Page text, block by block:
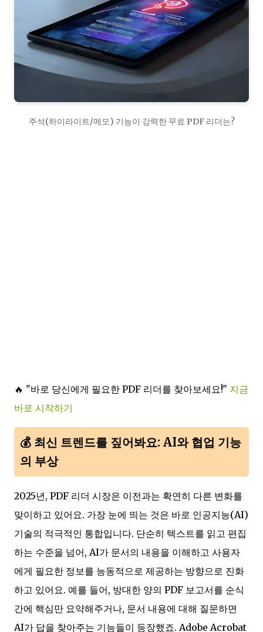
주석(하이라이트/메모) 기능이 강력한 무료 PDF 리더는?
🔥 "바로 당신에게 필요한 PDF 리더를 찾아보세요!" 지금
바로 시작하기
💰 최신 트렌드를 짚어봐요: AI와 협업 기능
의 부상
2025년, PDF 리더 시장은 이전과는 확연히 다른 변화를
맞이하고 있어요. 가장 눈에 띄는 것은 바로 인공지능(AI)
기술의 적극적인 통합입니다. 단순히 텍스트를 읽고 편집
하는 수준을 넘어, AI가 문서의 내용을 이해하고 사용자
에게 필요한 정보를 능동적으로 제공하는 방향으로 진화
하고 있어요. 예를 들어, 방대한 양의 PDF 보고서를 순식
간에 핵심만 요약해주거나, 문서 내용에 대해 질문하면
AI가 답을 찾아주는 기능들이 등장했죠. Adobe Acrobat